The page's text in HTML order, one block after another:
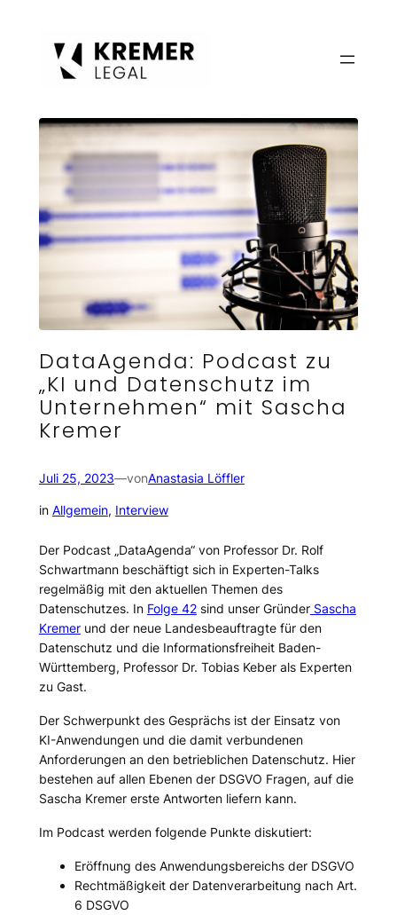
DataAgenda: Podcast zu
„KI und Datenschutz im
Unternehmen“ mit Sascha
Kremer
Juli 25, 2023—vonAnastasia Löffler
in Allgemein, Interview
Der Podcast „DataAgenda“ von Professor Dr. Rolf
Schwartmann beschäftigt sich in Experten-Talks
regelmäßig mit den aktuellen Themen des
Datenschutzes. In Folge 42sind unser GründerSascha
Kremerund der neue Landesbeauftragte für den
Datenschutz und die Informationsfreiheit Baden-
Württemberg, Professor Dr. Tobias Keber als Experten
zu Gast.
Der Schwerpunkt des Gesprächs ist der Einsatz von
KI-Anwendungen und die damit verbundenen
Anforderungen an den betrieblichen Datenschutz. Hier
bestehen auf allen Ebenen der DSGVO Fragen, auf die
Sascha Kremer erste Antworten liefern kann.
Im Podcast werden folgende Punkte diskutiert:
Eröffnung des Anwendungsbereichs der DSGVO
Rechtmäßigkeit der Datenverarbeitung nach Art.
6 DSGVO